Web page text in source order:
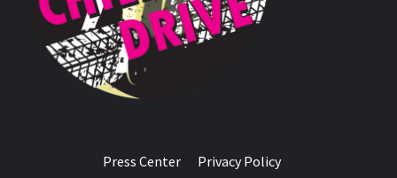
Press Center Privacy Policy